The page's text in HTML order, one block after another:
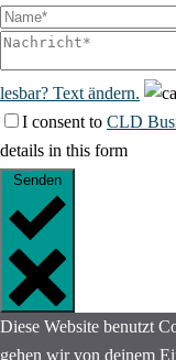
lesbar? Text ändern.
I consent to CLD
details in this form
Senden
Diese Website benutzt
gehen wir von deinem